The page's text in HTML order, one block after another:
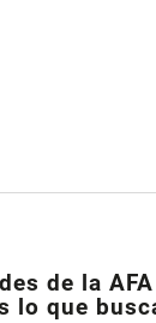
de la
lo que